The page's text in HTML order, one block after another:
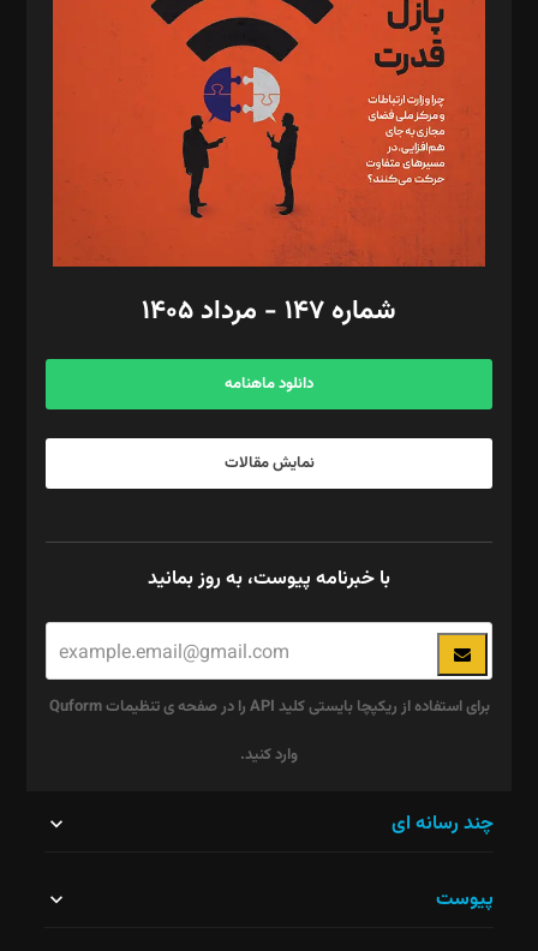
مصطفی مسجدی آرانی، ابوالفضل رجبی، زهرا فکرانه، فائزه فتحی
رستمی،مصطفی باستان
ویرایش: نگار استاد‌‌آقا
طراح یونیفرم: مجید توکلی
فیلمبرداری و عکاسی: امیر شفیعی، مانی لطفی زاده
گرافیک و صفحه‌آرایی: سید‌سبحان‌علی ثابت
مد‌یر توسعه تجاری: کامبیز برید‌
امور مالی: شاپور رهبری، محمد‌ کاظمی‌نیا
آگهی و مشترکین: ۰۹۱۹۹۹۹۰۴۵۴
شماره ۱۴۷ - مرداد ۱۴۰۵
دانلود ماهنامه
نمایش مقالات
با خبرنامه پیوست، به روز بمانید
برای استفاده از ریکپچا بایستی کلید API را در صفحه ی تنظیمات Quform
وارد کنید.
نباید
چند رسانه ای
پیوست